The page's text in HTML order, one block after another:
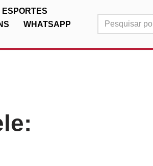
ESPORTES
WHATSAPP